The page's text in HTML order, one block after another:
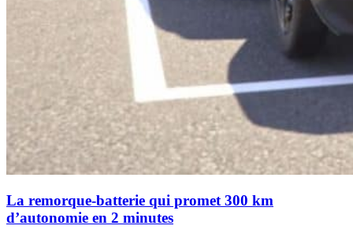
La remorque-batterie qui promet 300 km
d’autonomie en 2 minutes